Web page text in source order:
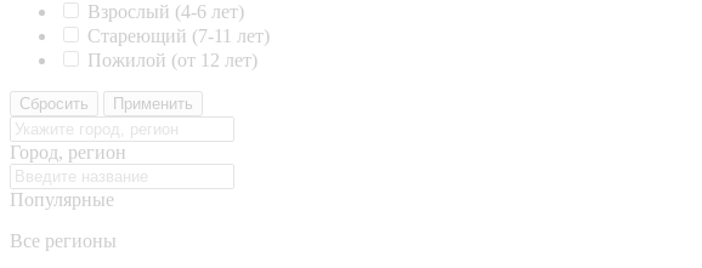
Взрослый (4-6 лет)
Стареющий (7-11 лет)
Пожилой (от 12 лет)
Сбросить Применить
Город, регион
Популярные
Все регионы